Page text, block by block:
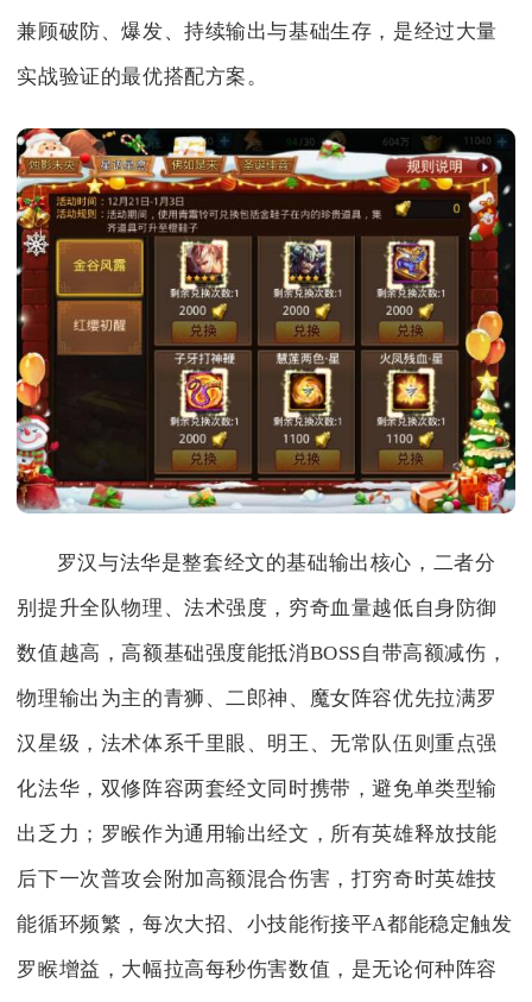
兼顾破防、爆发、持续输出与基础生存，是经过大量
实战验证的最优搭配方案。
罗汉与法华是整套经文的基础输出核心，二者分
别提升全队物理、法术强度，穷奇血量越低自身防御
数值越高，高额基础强度能抵消BOSS自带高额减伤，
物理输出为主的青狮、二郎神、魔女阵容优先拉满罗
汉星级，法术体系千里眼、明王、无常队伍则重点强
化法华，双修阵容两套经文同时携带，避免单类型输
出乏力；罗睺作为通用输出经文，所有英雄释放技能
后下一次普攻会附加高额混合伤害，打穷奇时英雄技
能循环频繁，每次大招、小技能衔接平A都能稳定触发
罗睺增益，大幅拉高每秒伤害数值，是无论何种阵容